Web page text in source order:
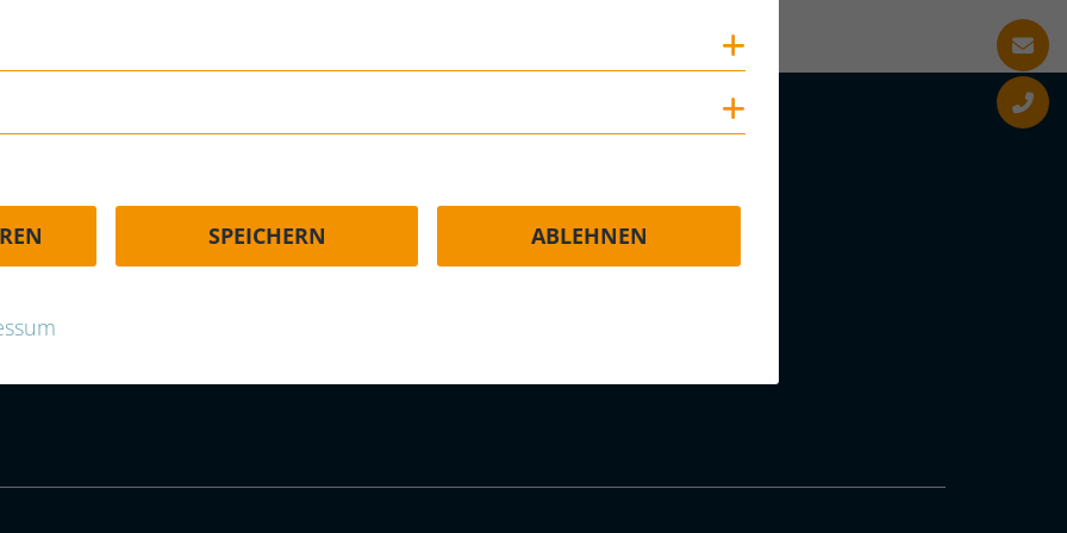
Cookies anzeigen
Cookies anzeigen
SPEICHERN ABLEHNEN